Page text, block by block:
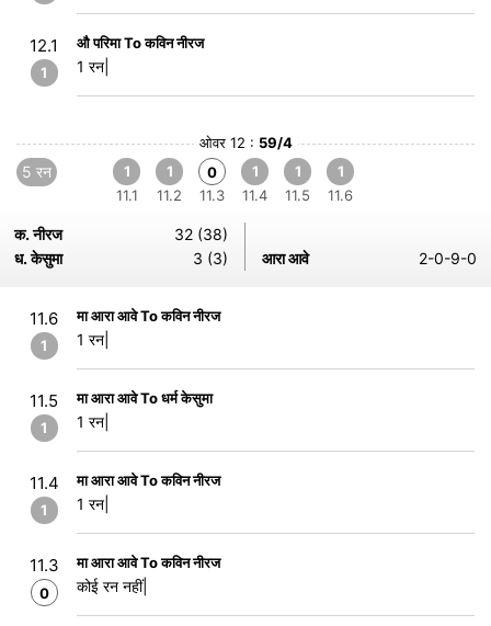
12.1
1
औ परिमा To कविन नीरज
1 रन|
ओवर 12 : 59/4
5 रन
1
11.1
1
11.2
0
11.3
1
11.4
1
11.5
1
11.6
क. नीरज
32 (38)
ध. केसुमा
3 (3) आरा आवे 2-0-9-0
11.6
1
मा आरा आवे To कविन नीरज
1 रन|
11.5
1
मा आरा आवे To धर्म केसुमा
1 रन|
11.4
1
मा आरा आवे To कविन नीरज
1 रन|
11.3
0
मा आरा आवे To कविन नीरज
कोई रन नहीं|